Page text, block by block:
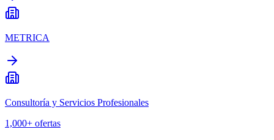
METRICA
Consultoría y Servicios Profesionales
1,000+ ofertas